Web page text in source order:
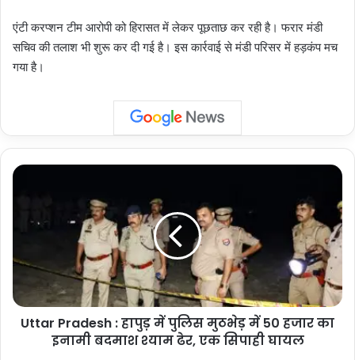
एंटी करप्शन टीम आरोपी को हिरासत में लेकर पूछताछ कर रही है। फरार मंडी
सचिव की तलाश भी शुरू कर दी गई है। इस कार्रवाई से मंडी परिसर में हड़कंप मच
गया है।
Uttar
मुठभेड़
50
हजार
Uttar Pradesh : हापुड़ में पुलिस मुठभेड़ में 50 हजार का
इनामी बदमाश श्याम ढेर, एक सिपाही घायल